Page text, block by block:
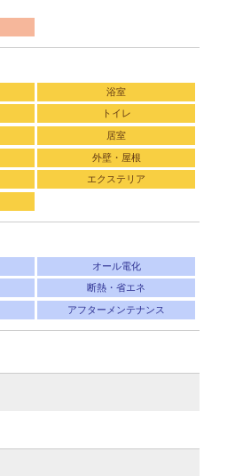
浴室
トイレ
居室
外壁・屋根
エクステリア
オール電化
断熱・省エネ
アフターメンテナンス